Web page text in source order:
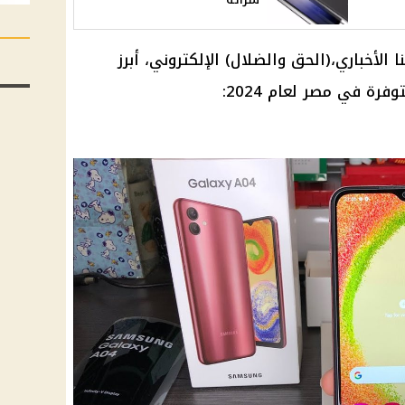
والضلال) الإلكتروني، أبرز
في مصر لعام 2024: